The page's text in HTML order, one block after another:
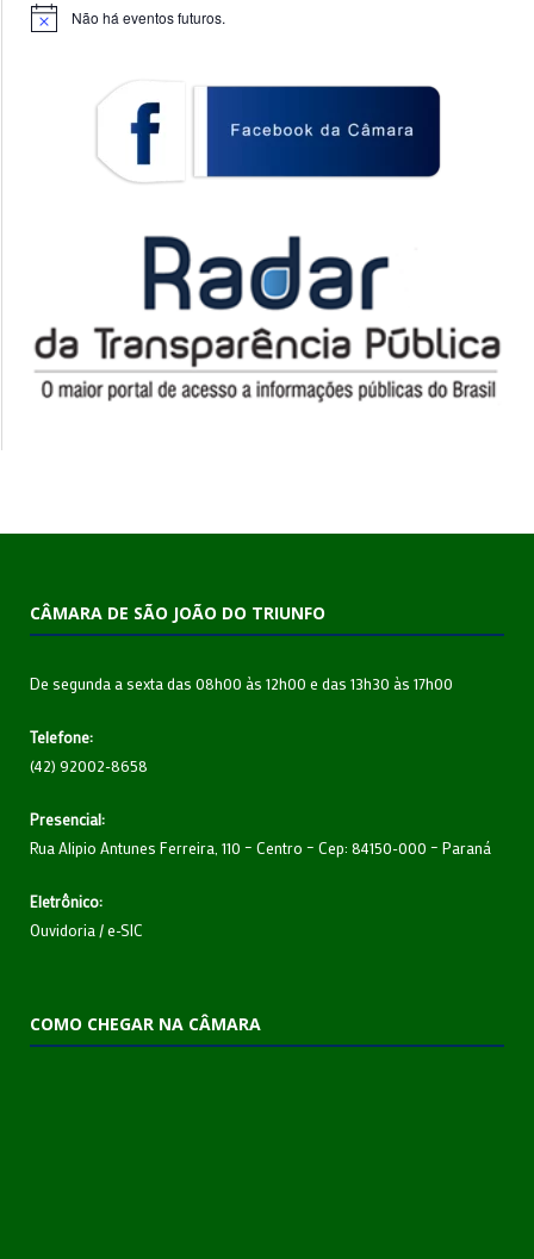
Notice Não há eventos futuros.
CÂMARA DE SÃO JOÃO DO TRIUNFO
De segunda a sexta das 08h00 às 12h00 e das 13h30 às 17h00
Telefone:
(42) 92002-8658
Presencial:
Rua Alipio Antunes Ferreira, 110 – Centro – Cep: 84150-000 – Paraná
Eletrônico:
Ouvidoria /e-SIC
COMO CHEGAR NA CÂMARA